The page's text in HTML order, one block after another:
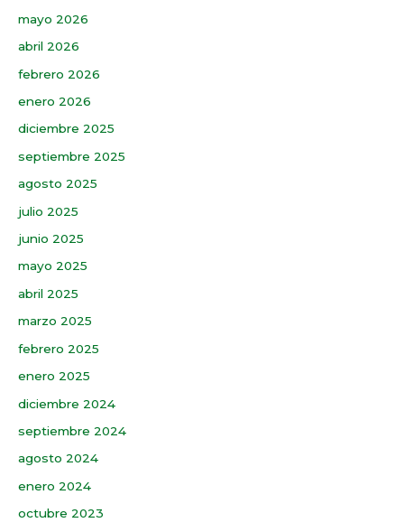
mayo 2026
abril 2026
febrero 2026
enero 2026
diciembre 2025
septiembre 2025
agosto 2025
julio 2025
junio 2025
mayo 2025
abril 2025
marzo 2025
febrero 2025
enero 2025
diciembre 2024
septiembre 2024
agosto 2024
enero 2024
octubre 2023